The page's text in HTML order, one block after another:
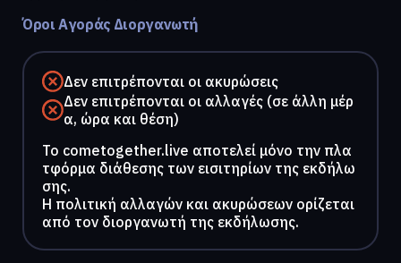
Όροι Αγοράς Διοργανωτή
Δεν επιτρέπονται οι ακυρώσεις
Δεν επιτρέπονται οι αλλαγές (σε άλλη μέρ
α, ώρα και θέση)
To cometogether.live αποτελεί μόνο την πλα
τφόρμα διάθεσης των εισιτηρίων της εκδήλω
σης.
Η πολιτική αλλαγών και ακυρώσεων ορίζεται
από τον διοργανωτή της εκδήλωσης.